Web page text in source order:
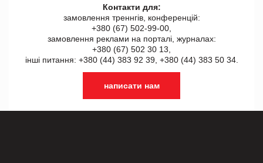
Контакти для:
замовлення треннгів, конференцій:
+380 (67) 502-99-00,
замовлення реклами на порталі, журналах:
+380 (67) 502 30 13,
інші питання: +380 (44) 383 92 39, +380 (44) 383 50 34.
написати нам